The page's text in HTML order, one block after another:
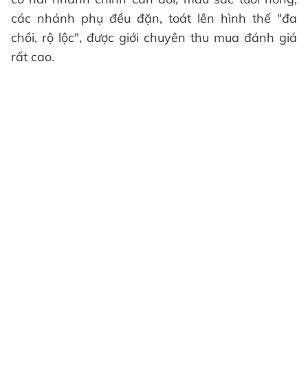
các nhánh phụ đều đặn, toát lên hình thế "đa
chồi, rộ lộc", được giới chuyên thu mua đánh giá
rất cao.